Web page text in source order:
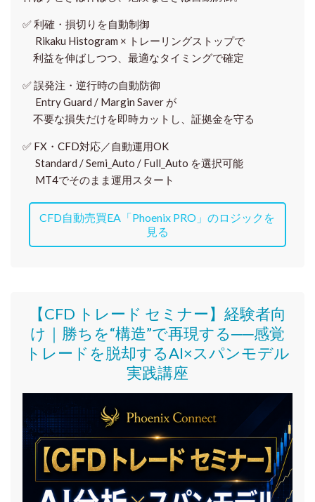
✅利確・損切りを自動制御
Rikaku Histogram × トレーリングストップで
利益を伸ばしつつ、最適なタイミングで確定
✅誤発注・逆行時の自動防御
Entry Guard / Margin Saver が
不要な損失だけを即時カットし、証拠金を守る
✅ FX・CFD対応／自動運用OK
Standard / Semi_Auto / Full_Auto を選択可能
MT4でそのまま運用スタート
CFD自動売買EA「Phoenix PRO」のロジックを
見る
【CFD トレード セミナー】 経験者向
け｜ 勝ちを“構造”で再現する──感覚
トレードを脱却するAI×スパンモデル
実践講座